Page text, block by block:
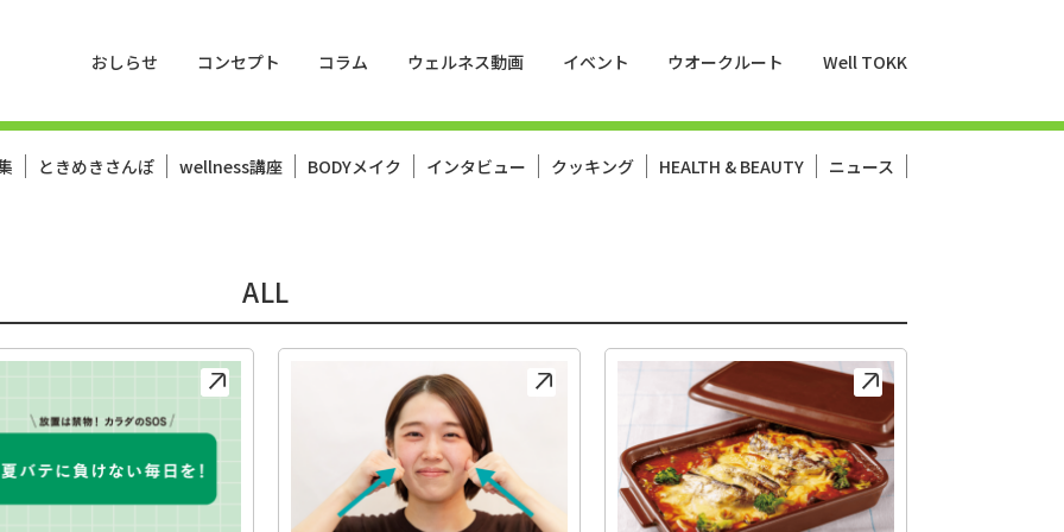
おしらせ コンセプト コラム ウェルネス動画 イベント ウオークルート Well TOKK
ときめきさんぽ wellness講座 BODYメイク インタビュー クッキング HEALTH & BEAUTY ニュース
ALL